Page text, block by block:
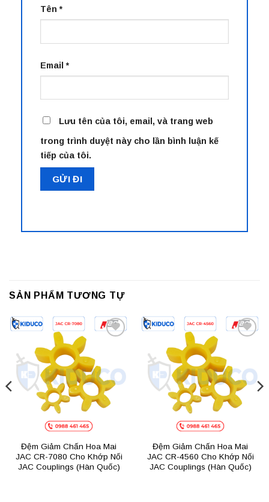
Tên*
Email*
Lưu tên của tôi, email, và trang web
trong trình duyệt này cho lần bình luận kế
tiếp của tôi.
SẢN PHẨM TƯƠNG TỰ
Đệm Giảm Chấn Hoa Mai
JAC CR-7080 Cho Khớp Nối
JAC Couplings (Hàn Quốc)
Đệm Giảm Chấn Hoa Mai
JAC CR-4560 Cho Khớp Nối
JAC Couplings (Hàn Quốc)